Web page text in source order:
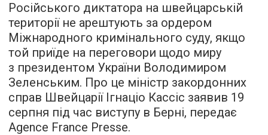
Російського диктатора на швейцарській
території не арештують за ордером
Міжнародного кримінального суду, якщо
той приїде на переговори щодо миру
з президентом України Володимиром
Зеленським. Про це міністр закордонних
справ Швейцарії Ігнаціо Кассіс заявив 19
серпня під час виступу в Берні, передає
Agence France Presse.